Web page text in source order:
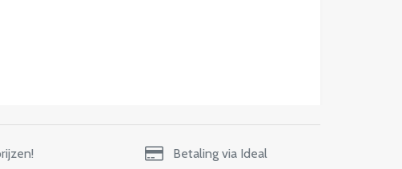
Betaling via Ideal